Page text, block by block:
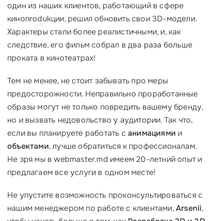
один из наших клиентов, работающий в сфере
кинопrodukции, решил обновить свои 3D-модели.
Характеры стали более реалистичными, и, как
следствие, его фильм собрал в два раза больше
проката в кинотеатрах!
Тем не менее, не стоит забывать про меры
предосторожности. Неправильно проработанные
образы могут не только повредить вашему бренду,
но и вызвать недовольство у аудитории. Так что,
если вы планируете работать с анимациями и
объектами, лучше обратиться к профессионалам.
Не зря мы в webmaster.md имеем 20-летний опыт и
предлагаем все услуги в одном месте!
Не упустите возможность проконсультироваться с
нашим менеджером по работе с клиентами,Arsenii,